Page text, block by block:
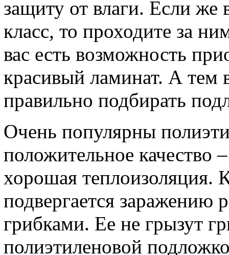
защиту от влаги. Если же
класс, то проходите за
вас есть возможность
красивый ламинат. А тем
правильно подбирать
Очень популярны
положительное качество
хорошая теплоизоляция.
подвергается заражению
грибками. Ее не грызут
полиэтиленовой